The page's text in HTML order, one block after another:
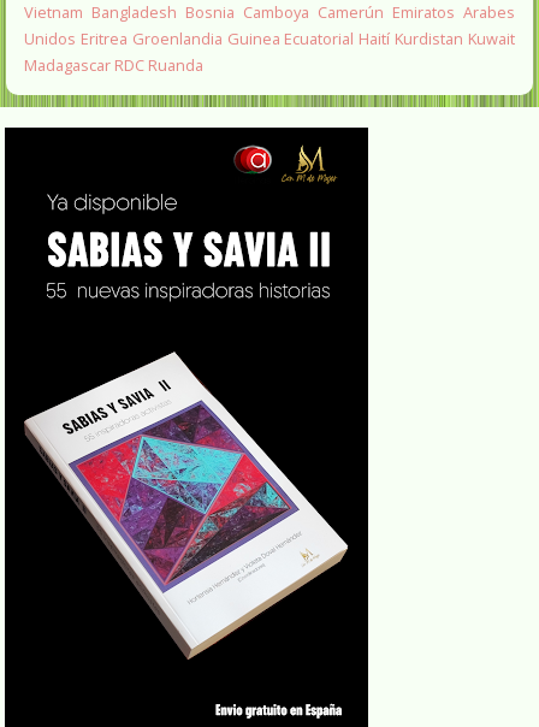
Vietnam Bangladesh Bosnia Camboya Camerún Emiratos Arabes
Unidos Eritrea Groenlandia Guinea Ecuatorial Haití Kurdistan Kuwait
Madagascar RDC Ruanda